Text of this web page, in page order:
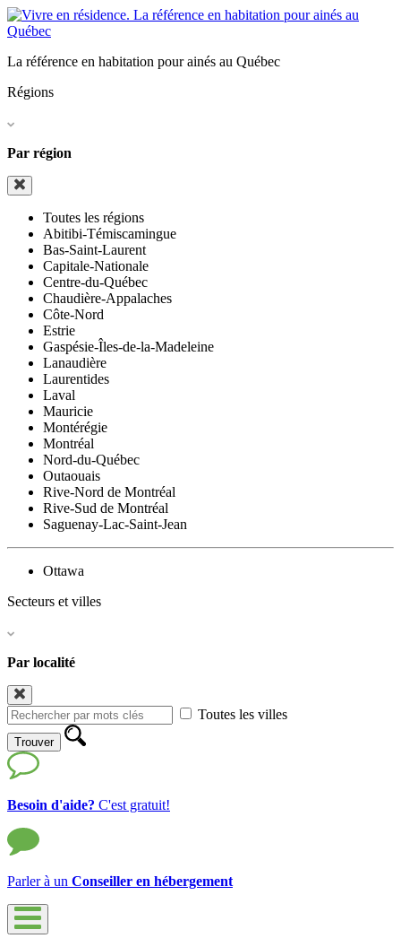
La référence en habitation pour ainés au Québec
Régions
Par région
Toutes les régions
Abitibi-Témiscamingue
Bas-Saint-Laurent
Capitale-Nationale
Centre-du-Québec
Chaudière-Appalaches
Côte-Nord
Estrie
Gaspésie-Îles-de-la-Madeleine
Lanaudière
Laurentides
Laval
Mauricie
Montérégie
Montréal
Nord-du-Québec
Outaouais
Rive-Nord de Montréal
Rive-Sud de Montréal
Saguenay-Lac-Saint-Jean
Ottawa
Secteurs et villes
Par localité
Toutes les villes
Trouver
Besoin d'aide? C'est gratuit!
Parler à un Conseiller en hébergement